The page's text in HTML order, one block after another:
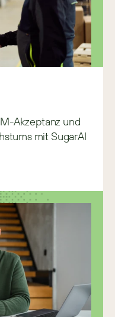
Akzeptanz und
mit SugarAI